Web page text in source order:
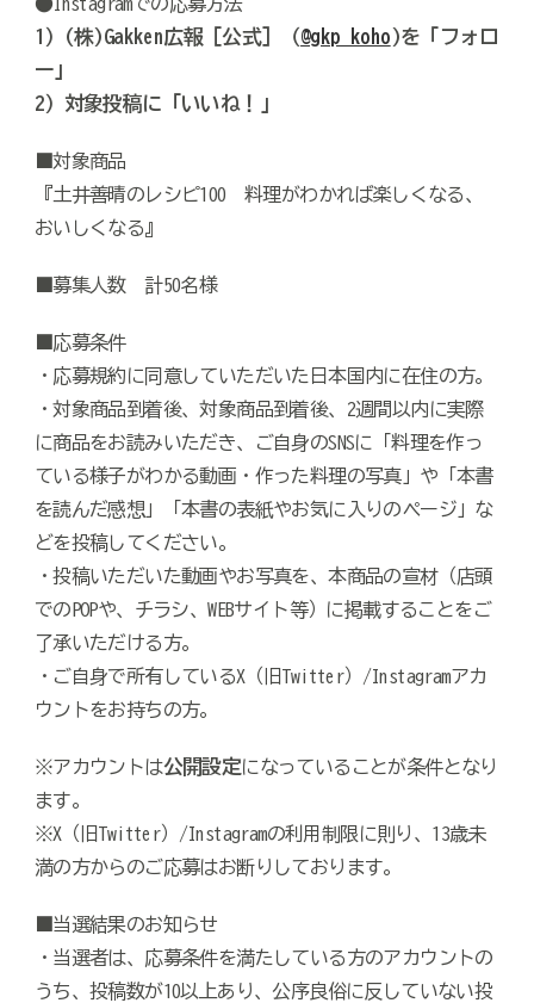
1）(株)Gakken広報［公式］（@gkp_koho)を「フォロ
ー」
2）対象投稿に「いいね！」
■対象商品
『土井善晴のレシピ100 料理がわかれば楽しくなる、
おいしくなる』
■募集人数 計50名様
■応募条件
・応募規約に同意していただいた日本国内に在住の方。
・対象商品到着後、対象商品到着後、2週間以内に実際
に商品をお読みいただき、ご自身のSNSに
「料理を作っ
ている様子がわかる動画・作った料理の写真」や「本書
を読んだ感想」「本書の表紙やお気に入りのページ」 な
どを投稿してください。
・投稿いただいた動画やお写真を、本商品の宣材（店頭
でのPOPや、チラシ、WEBサイト等）に掲載することをご
了承いただける方。
・ご自身で所有しているX（旧Twitter）/Instagramアカ
ウントをお持ちの方。
※アカウントは公開設定になっていることが条件となり
ます。
※X（旧Twitter）/Instagramの利用制限に則り、13歳未
満の方からのご応募はお断りしております。
■当選結果のお知らせ
・当選者は、応募条件を満たしている方のアカウントの
うち、投稿数が10以上あり、公序良俗に反していない投